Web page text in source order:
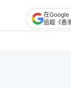
在Google
追蹤《香